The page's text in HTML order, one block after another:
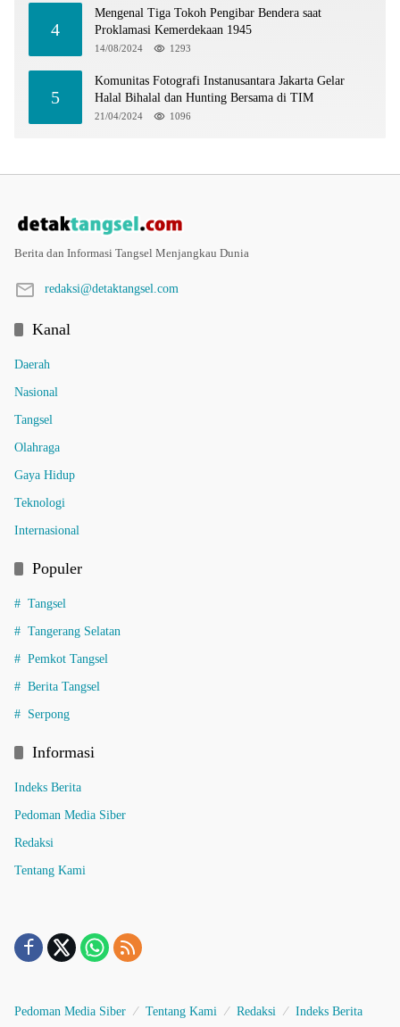
4
Mengenal Tiga Tokoh Pengibar Bendera saat
Proklamasi Kemerdekaan 1945
14/08/2024 1293
5
Komunitas Fotografi Instanusantara Jakarta Gelar
Halal Bihalal dan Hunting Bersama di TIM
21/04/2024 1096
Berita dan Informasi Tangsel Menjangkau Dunia
redaksi@detaktangsel.com
Kanal
Daerah
Nasional
Tangsel
Olahraga
Gaya Hidup
Teknologi
Internasional
Populer
Tangsel
Tangerang Selatan
Pemkot Tangsel
Berita Tangsel
Serpong
Informasi
Indeks Berita
Pedoman Media Siber
Redaksi
Tentang Kami
Pedoman Media Siber Tentang Kami Redaksi Indeks Berita